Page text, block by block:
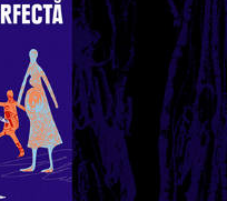
| POSTER